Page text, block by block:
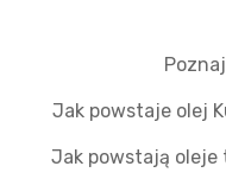
Jak powstaje olej
Jak powstają oleje